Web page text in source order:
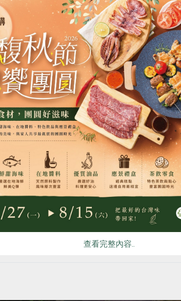
的豐富經驗）。（作者：天母站社員）
故，上山時突然身體不適，在山上大吐，整天
是淡水來的一對朋友更是一路相挺，一人為我
。祝福大家！
RPET 食譜 減硝酸鹽 雞蛋
查看完整內容..